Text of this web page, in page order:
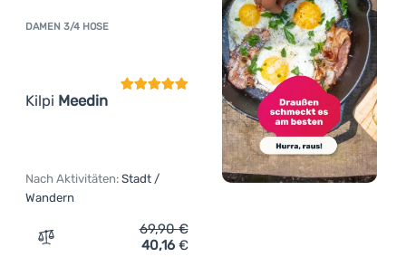
DAMEN 3/4 HOSE
Kilpi Meedin
Kundenbewertung
Nach Aktivitäten: Stadt /
Wandern
Zum Vergleich 'Damen 3/4 Hose Kilpi Meedin' hinzufügen
69,90€
40,16 €